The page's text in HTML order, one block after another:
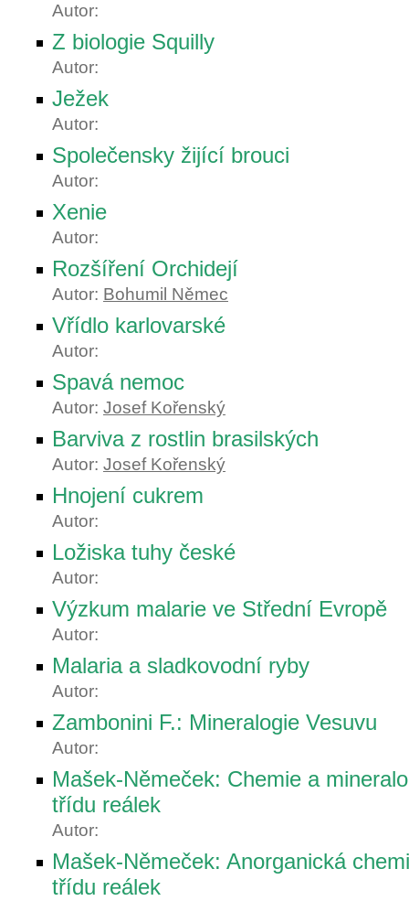
Autor:
Z biologie Squilly
Autor:
Ježek
Autor:
Společensky žijící brouci
Autor:
Xenie
Autor:
Rozšíření Orchidejí
Autor: Bohumil Němec
Vřídlo karlovarské
Autor:
Spavá nemoc
Autor: Josef Kořenský
Barviva z rostlin brasilských
Autor: Josef Kořenský
Hnojení cukrem
Autor:
Ložiska tuhy české
Autor:
Výzkum malarie ve Střední Evropě
Autor:
Malaria a sladkovodní ryby
Autor:
Zambonini F.: Mineralogie Vesuvu
Autor:
Mašek-Němeček: Chemie a
třídu reálek
Autor:
Mašek-Němeček: Anorganická
třídu reálek